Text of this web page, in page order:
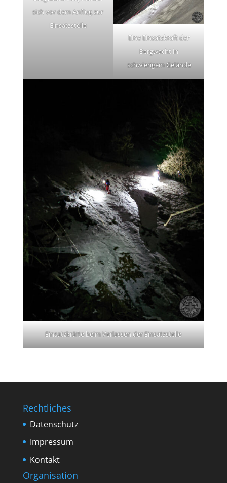
sich vor dem Anflug zur
Einsatzstelle
Eine Einsatzkraft der
Bergwacht in
schwierigem Gelände
Einsatzkräfte beim Verlassen der Einsatzstelle
Rechtliches
Datenschutz
Impressum
Kontakt
Organisation